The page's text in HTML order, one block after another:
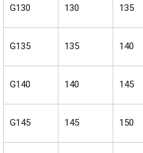
G130 130 135
G135 135 140
G140 140 145
G145 145 150